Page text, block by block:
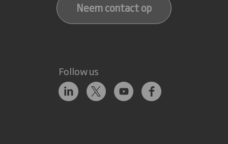
Neem contact op
Follow us